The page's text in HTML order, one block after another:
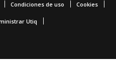
Condiciones de uso Cookies
Utiq